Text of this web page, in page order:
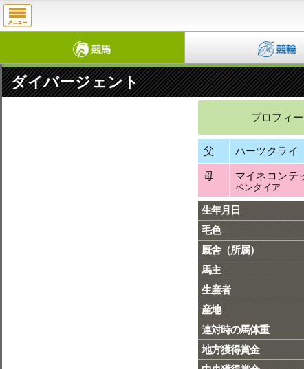
ダイバージェント
プロフィ
父 ハーツクライ
母 マイネコンテ
ペンタイア
生年月日
毛色
厩舎（所属）
馬主
生産者
産地
連対時の馬体重
地方獲得賞金